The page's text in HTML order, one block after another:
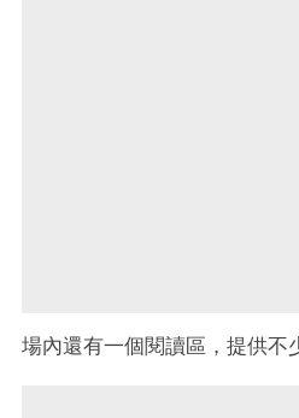
場內還有一個閱讀區，提供不